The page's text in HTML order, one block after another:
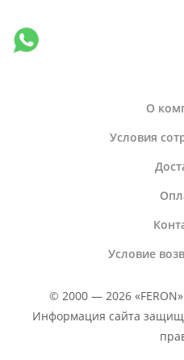
О
Условия
Условие
© 2000 — 2026
Информация сайта